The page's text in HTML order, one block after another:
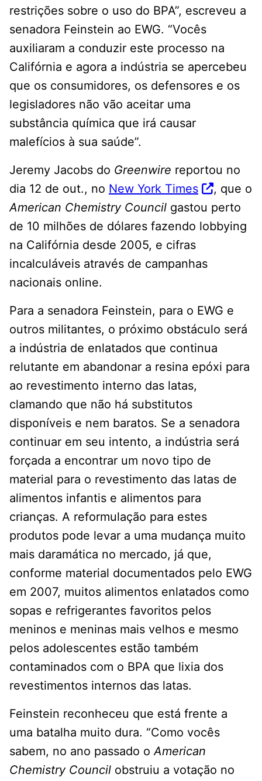
restrições sobre o uso do BPA”, escreveu a
senadora Feinstein ao EWG. “Vocês
auxiliaram a conduzir este processo na
Califórnia e agora a indústria se apercebeu
que os consumidores, os defensores e os
legisladores não vão aceitar uma
substância química que irá causar
malefícios à sua saúde”.
Jeremy Jacobs do Greenwire reportou no
dia 12 de out., no New York Times
, que o
American Chemistry Council gastou perto
de 10 milhões de dólares fazendo lobbying
na Califórnia desde 2005, e cifras
incalculáveis através de campanhas
nacionais online.
Para a senadora Feinstein, para o EWG e
outros militantes, o próximo obstáculo será
a indústria de enlatados que continua
relutante em abandonar a resina epóxi para
ao revestimento interno das latas,
clamando que não há substitutos
disponíveis e nem baratos. Se a senadora
continuar em seu intento, a indústria será
forçada a encontrar um novo tipo de
material para o revestimento das latas de
alimentos infantis e alimentos para
crianças. A reformulação para estes
produtos pode levar a uma mudança muito
mais daramática no mercado, já que,
conforme material documentados pelo EWG
em 2007, muitos alimentos enlatados como
sopas e refrigerantes favoritos pelos
meninos e meninas mais velhos e mesmo
pelos adolescentes estão também
contaminados com o BPA que lixia dos
revestimentos internos das latas.
Feinstein reconheceu que está frente a
uma batalha muito dura. “Como vocês
sabem, no ano passado oAmerican
Chemistry Council obstruiu a votação no